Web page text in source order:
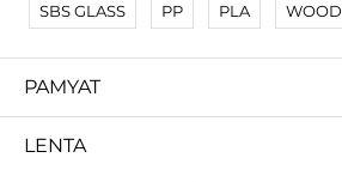
SBS GLASS PP PLA WOOD
PAMYAT
LENTA